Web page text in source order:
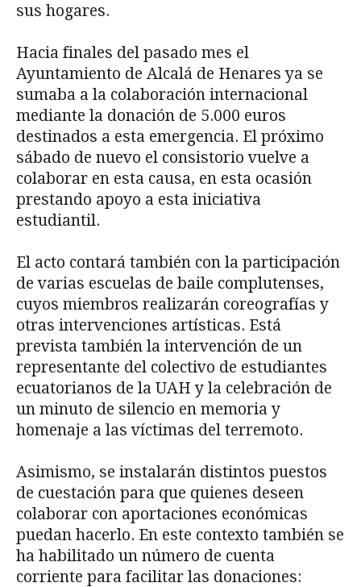
sus hogares.
Hacia finales del pasado mes el
Ayuntamiento de Alcalá de Henares ya se
sumaba a la colaboración internacional
mediante la donación de 5.000 euros
destinados a esta emergencia. El próximo
sábado de nuevo el consistorio vuelve a
colaborar en esta causa, en esta ocasión
prestando apoyo a esta iniciativa
estudiantil.
El acto contará también con la participación
de varias escuelas de baile complutenses,
cuyos miembros realizarán coreografías y
otras intervenciones artísticas. Está
prevista también la intervención de un
representante del colectivo de estudiantes
ecuatorianos de la UAH y la celebración de
un minuto de silencio en memoria y
homenaje a las víctimas del terremoto.
Asimismo, se instalarán distintos puestos
de cuestación para que quienes deseen
colaborar con aportaciones económicas
puedan hacerlo. En este contexto también se
ha habilitado un número de cuenta
corriente para facilitar las donaciones: